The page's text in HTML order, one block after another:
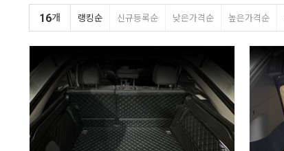
16개 랭킹순 신규등록순 낮은가격순 높은가격순